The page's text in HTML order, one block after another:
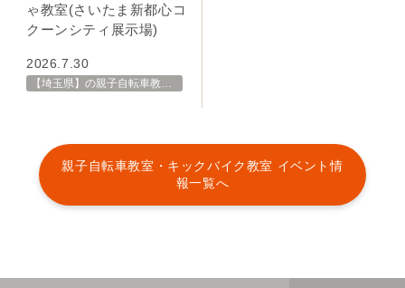
ゃ教室(さいたま新都心コ
クーンシティ展示場)
2026.7.30
【埼玉県】の親子自転車教室・イベント 開催スケジュール一覧
親子自転車教室・キックバイク教室 イベント情
報一覧へ